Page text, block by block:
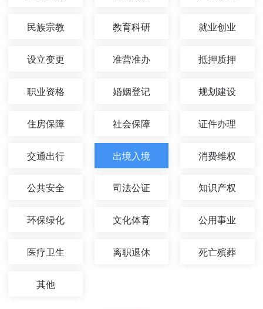
民族宗教 教育科研 就业创业
设立变更 准营准办 抵押质押
职业资格 婚姻登记 规划建设
住房保障 社会保障 证件办理
交通出行 出境入境 消费维权
公共安全 司法公证 知识产权
环保绿化 文化体育 公用事业
医疗卫生 离职退休 死亡殡葬
其他